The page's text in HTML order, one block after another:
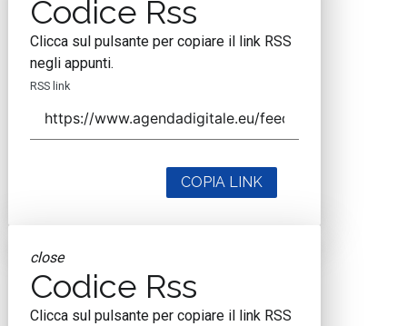
Codice Rss
Clicca sul pulsante per copiare il link RSS
negli appunti.
RSS link
COPIA LINK
close
Codice Rss
Clicca sul pulsante per copiare il link RSS